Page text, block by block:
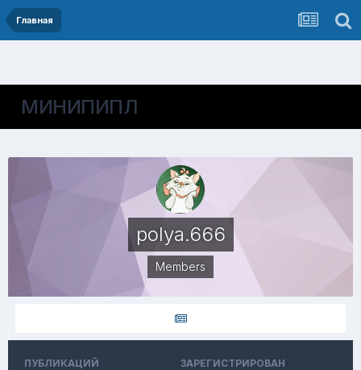
Главная
МИНИПИПЛ
polya.666
Members
ПУБЛИКАЦИЙ ЗАРЕГИСТРИРОВАН